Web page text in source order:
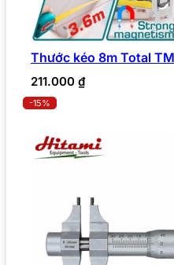
Thước kéo 8m Total
211.000 ₫
-15%